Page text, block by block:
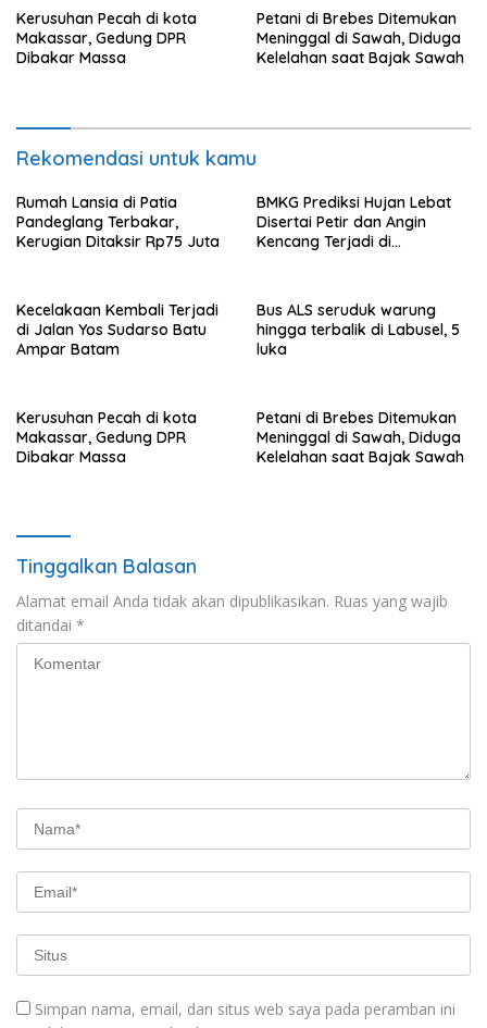
Kerusuhan Pecah di kota
Makassar, Gedung DPR
Dibakar Massa
Petani di Brebes Ditemukan
Meninggal di Sawah, Diduga
Kelelahan saat Bajak Sawah
Rekomendasi untuk kamu
Rumah Lansia di Patia
Pandeglang Terbakar,
Kerugian Ditaksir Rp75 Juta
BMKG Prediksi Hujan Lebat
Disertai Petir dan Angin
Kencang Terjadi di
Kecelakaan Kembali Terjadi
di Jalan Yos Sudarso Batu
Ampar Batam
Bus ALS seruduk warung
hingga terbalik di Labusel, 5
luka
Kerusuhan Pecah di kota
Makassar, Gedung DPR
Dibakar Massa
Petani di Brebes Ditemukan
Meninggal di Sawah, Diduga
Kelelahan saat Bajak Sawah
Tinggalkan Balasan
Alamat email Anda tidak akan dipublikasikan. Ruas yang wajib
ditandai *
Simpan nama, email, dan situs web saya pada peramban ini